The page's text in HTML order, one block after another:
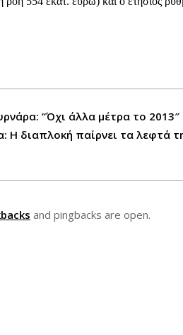
“Όχι άλλα μέτρα το
Η διαπλοκή παίρνει τα λεφτά
and pingbacks are open.